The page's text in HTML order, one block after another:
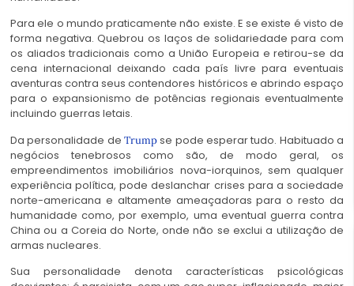
Para ele o mundo praticamente não existe. E se existe é visto de
forma negativa. Quebrou os laços de solidariedade para com
os aliados tradicionais como a União Europeia e retirou-se da
cena internacional deixando cada país livre para eventuais
aventuras contra seus contendores históricos e abrindo espaço
para o expansionismo de potências regionais eventualmente
incluindo guerras letais.
Da personalidade de Trumpse pode esperar tudo. Habituado a
negócios tenebrosos como são, de modo geral, os
empreendimentos imobiliários nova-iorquinos, sem qualquer
experiência política, pode deslanchar crises para a sociedade
norte-americana e altamente ameaçadoras para o resto da
humanidade como, por exemplo, uma eventual guerra contra
China ou a Coreia do Norte, onde não se exclui a utilização de
armas nucleares.
Sua personalidade denota características psicológicas